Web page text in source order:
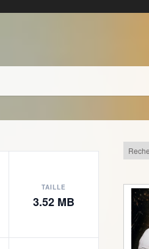
TAILLE
3.52 MB